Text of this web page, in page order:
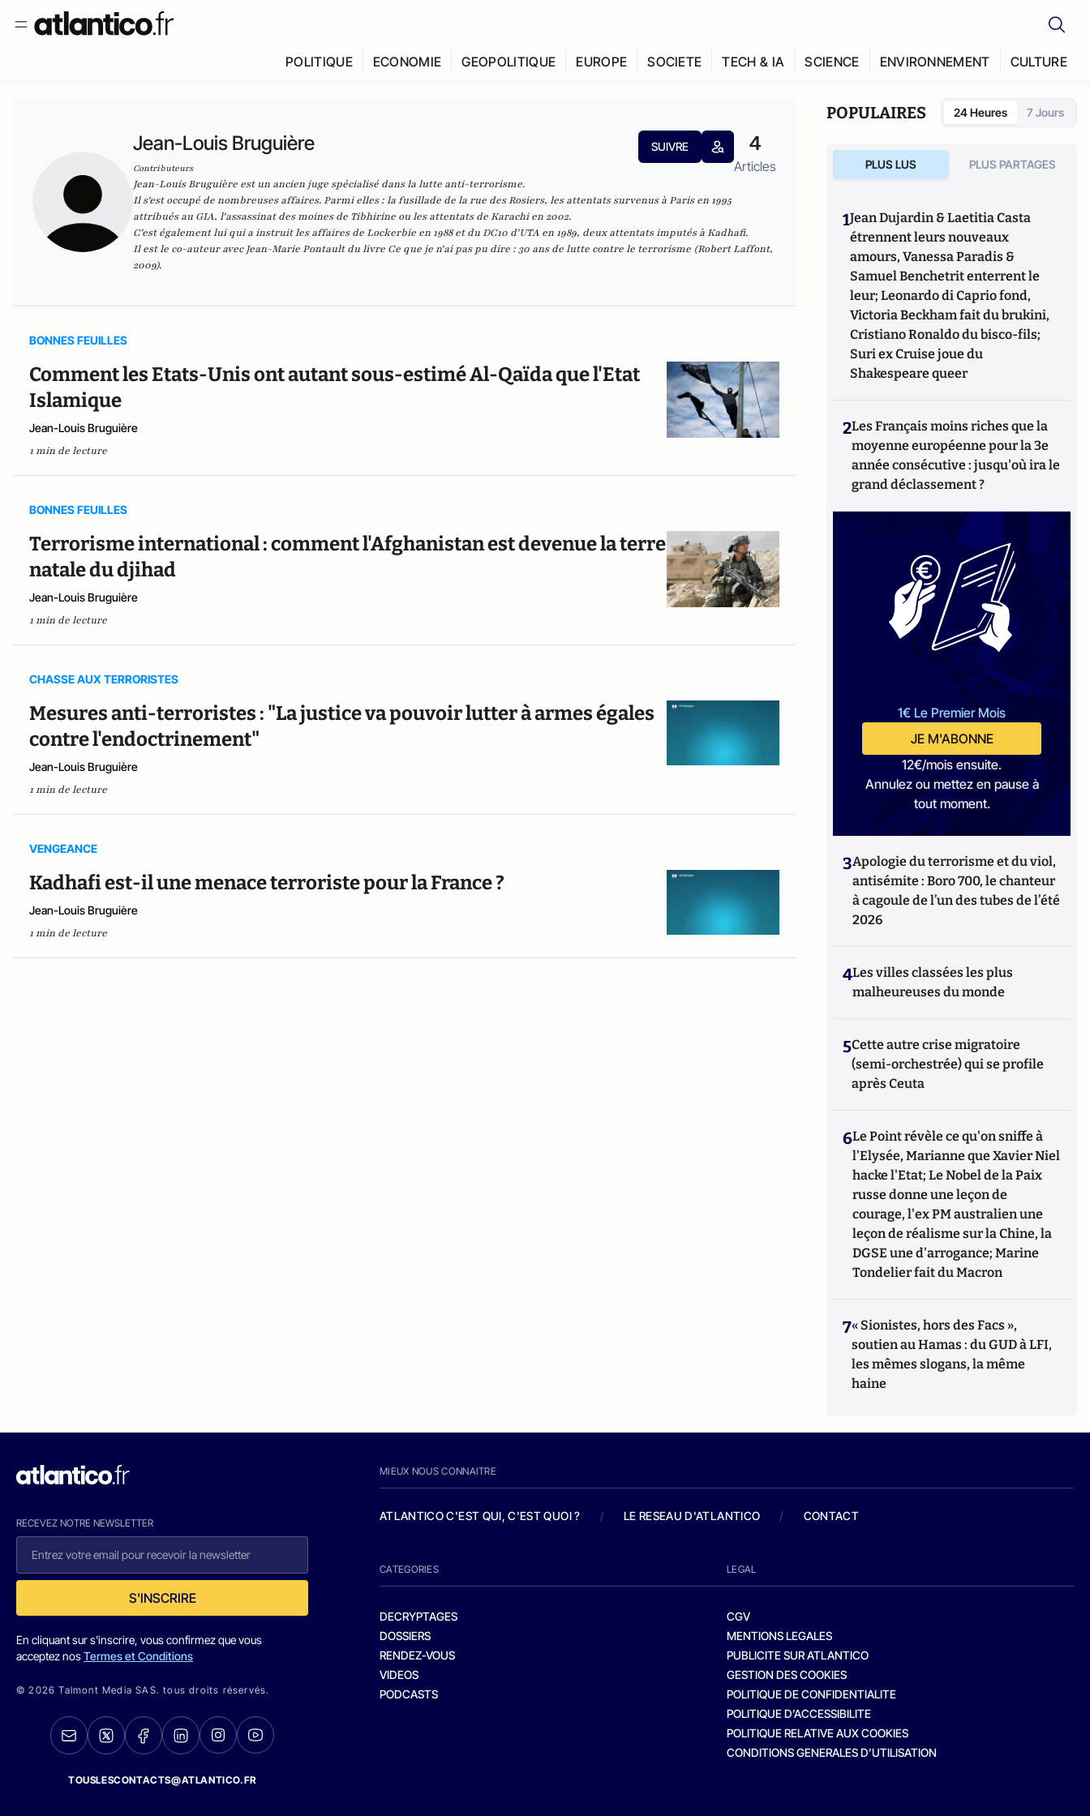
POLITIQUE ECONOMIE GEOPOLITIQUE EUROPE SOCIETE TECH & IA SCIENCE ENVIRONNEMENT CULTURE
Jean-Louis Bruguière
Contributeurs
SUIVRE 4
Articles
Jean-Louis Bruguière est un ancien juge spécialisé dans la lutte anti-terrorisme.
Il s'est occupé de nombreuses affaires. Parmi elles : la fusillade de la rue des Rosiers, les attentats survenus à Paris en 1995
attribués au GIA, l'assassinat des moines de Tibhirine ou les attentats de Karachi en 2002.
C'est également lui qui a instruit les affaires de Lockerbie en 1988 et du DC10 d'UTA en 1989, deux attentats imputés à Kadhafi.
Il est le co-auteur avec Jean-Marie Pontault du livre Ce que je n'ai pas pu dire : 30 ans de lutte contre le terrorisme (Robert Laffont,
2009).
BONNES FEUILLES
Comment les Etats-Unis ont autant sous-estimé Al-Qaïda que l'Etat
Islamique
Jean-Louis Bruguière
1 min de lecture
BONNES FEUILLES
Terrorisme international : comment l'Afghanistan est devenue la terre
natale du djihad
Jean-Louis Bruguière
1 min de lecture
CHASSE AUX TERRORISTES
Mesures anti-terroristes : "La justice va pouvoir lutter à armes égales
contre l'endoctrinement"
Jean-Louis Bruguière
1 min de lecture
VENGEANCE
Kadhafi est-il une menace terroriste pour la France ?
Jean-Louis Bruguière
1 min de lecture
POPULAIRES 24 Heures 7 Jours
PLUS LUS PLUS PARTAGES
1Jean Dujardin & Laetitia Casta
étrennent leurs nouveaux
amours, Vanessa Paradis &
Samuel Benchetrit enterrent le
leur; Leonardo di Caprio fond,
Victoria Beckham fait du brukini,
Cristiano Ronaldo du bisco-fils;
Suri ex Cruise joue du
Shakespeare queer
2Les Français moins riches que la
moyenne européenne pour la 3e
année consécutive : jusqu'où ira le
grand déclassement ?
1€ Le Premier Mois
JE M'ABONNE
12€/mois ensuite.
Annulez ou mettez en pause à
tout moment.
3Apologie du terrorisme et du viol,
antisémite : Boro 700, le chanteur
à cagoule de l’un des tubes de l’été
2026
4Les villes classées les plus
malheureuses du monde
5Cette autre crise migratoire
(semi-orchestrée) qui se profile
après Ceuta
6Le Point révèle ce qu'on sniffe à
l'Elysée, Marianne que Xavier Niel
hacke l'Etat; Le Nobel de la Paix
russe donne une leçon de
courage, l'ex PM australien une
leçon de réalisme sur la Chine, la
DGSE une d'arrogance; Marine
Tondelier fait du Macron
7« Sionistes, hors des Facs »,
soutien au Hamas : du GUD à LFI,
les mêmes slogans, la même
haine
RECEVEZ NOTRE NEWSLETTER
S'INSCRIRE
En cliquant sur s'inscrire, vous confirmez que vous
acceptez nosTermes et Conditions
© 2026 Talmont Media SAS. tous droits réservés.
TOUSLESCONTACTS@ATLANTICO.FR
MIEUX NOUS CONNAITRE
ATLANTICO C'EST QUI, C'EST QUOI ? / LE RESEAU D'ATLANTICO / CONTACT
CATEGORIES
DECRYPTAGES
DOSSIERS
RENDEZ-VOUS
VIDEOS
PODCASTS
LEGAL
CGV
MENTIONS LEGALES
PUBLICITE SUR ATLANTICO
GESTION DES COOKIES
POLITIQUE DE CONFIDENTIALITE
POLITIQUE D’ACCESSIBILITE
POLITIQUE RELATIVE AUX COOKIES
CONDITIONS GENERALES D’UTILISATION